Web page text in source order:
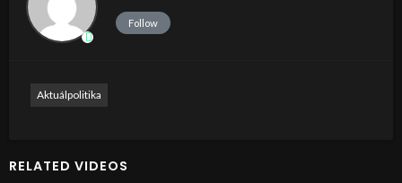
Follow
Aktuálpolitika
RELATED VIDEOS